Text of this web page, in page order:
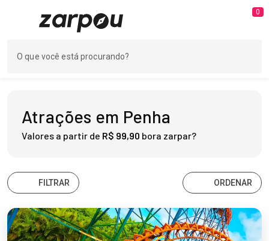
0
Atrações em Penha
Valores a partir de R$ 99,90 bora zarpar?
FILTRAR ORDENAR